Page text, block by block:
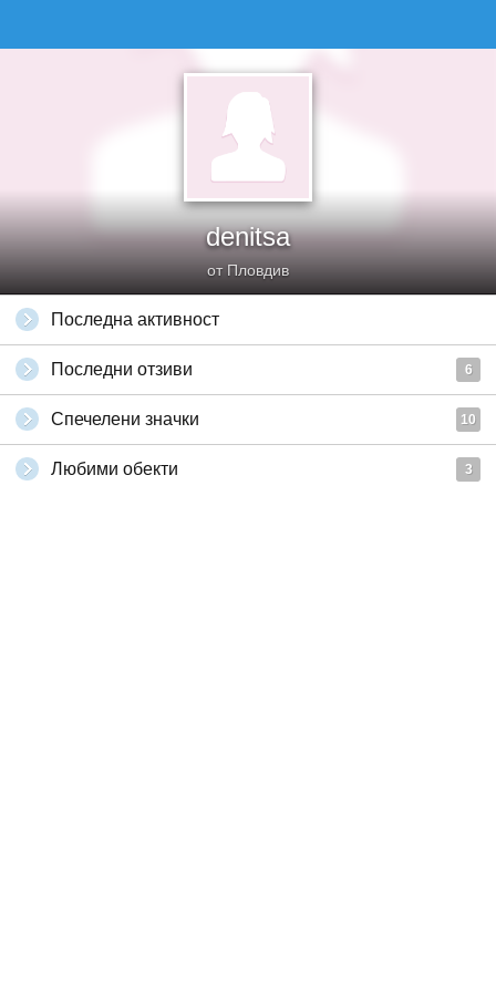
denitsa
от Пловдив
Последна активност
Последни отзиви 6
Спечелени значки 10
Любими обекти 3